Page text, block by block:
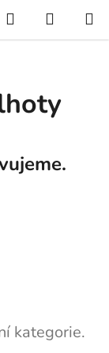
Hledat
KOŠÍK
kategorie.